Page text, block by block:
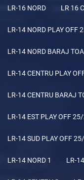
LR-16 NORD LR 16
LR-14 NORD PLAY OFF
LR-14 NORD BARAJ
LR-14 CENTRU PLAY
LR-14 CENTRU BARAJ
LR-14 EST PLAY OFF
LR-14 SUD PLAY OFF
LR-14 NORD 1 LR-